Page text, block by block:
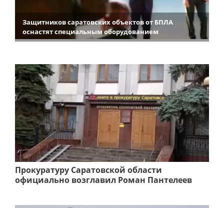
Защитников саратовских объектов от БПЛА
оснастят специальным оборудованием
Прокуратуру Саратовской области
официально возглавил Роман Пантелеев